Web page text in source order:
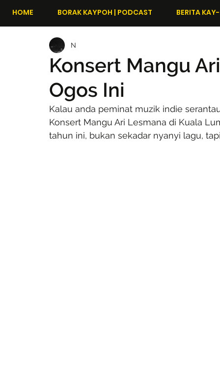
HOME BORAK KAYPOH | PODCAST BERITA
Konsert Mangu
Ogos Ini
N
Kalau anda peminat muzik indie
Konsert Mangu Ari Lesmana di Kuala
tahun ini, bukan sekadar nyanyi lagu,